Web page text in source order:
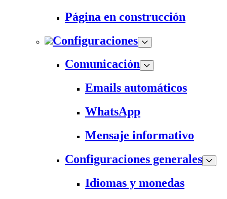
Página en construcción
Configuraciones
Comunicación
Emails automáticos
WhatsApp
Mensaje informativo
Configuraciones generales
Idiomas y monedas